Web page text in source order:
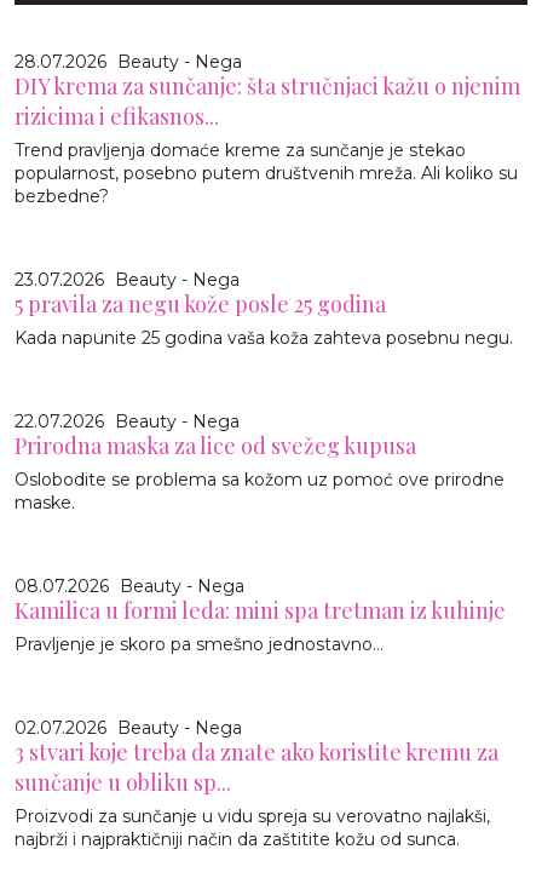
28.07.2026 Beauty - Nega
DIY krema za sunčanje: šta stručnjaci kažu o njenim
rizicima i efikasnos...
Trend pravljenja domaće kreme za sunčanje je stekao
popularnost, posebno putem društvenih mreža. Ali koliko su
bezbedne?
23.07.2026 Beauty - Nega
5 pravila za negu kože posle 25 godina
Kada napunite 25 godina vaša koža zahteva posebnu negu.
22.07.2026 Beauty - Nega
Prirodna maska za lice od svežeg kupusa
Oslobodite se problema sa kožom uz pomoć ove prirodne
maske.
08.07.2026 Beauty - Nega
Kamilica u formi leda: mini spa tretman iz kuhinje
Pravljenje je skoro pa smešno jednostavno…
02.07.2026 Beauty - Nega
3 stvari koje treba da znate ako koristite kremu za
sunčanje u obliku sp...
Proizvodi za sunčanje u vidu spreja su verovatno najlakši,
najbrži i najpraktičniji način da zaštitite kožu od sunca.